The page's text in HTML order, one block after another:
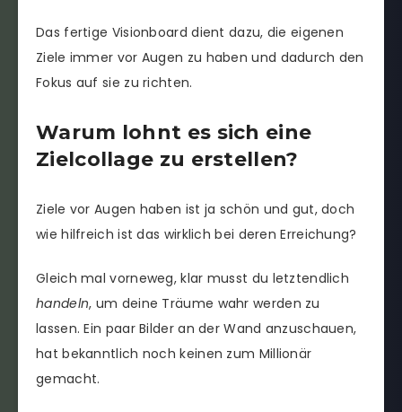
Das fertige Visionboard dient dazu, die eigenen
Ziele immer vor Augen zu haben und dadurch den
Fokus auf sie zu richten.
Warum lohnt es sich eine
Zielcollage zu erstellen?
Ziele vor Augen haben ist ja schön und gut, doch
wie hilfreich ist das wirklich bei deren Erreichung?
Gleich mal vorneweg, klar musst du letztendlich
handeln, um deine Träume wahr werden zu
lassen. Ein paar Bilder an der Wand anzuschauen,
hat bekanntlich noch keinen zum Millionär
gemacht.